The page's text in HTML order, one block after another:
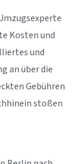
Kosten und
und
an über die
Gebühren
stoßen